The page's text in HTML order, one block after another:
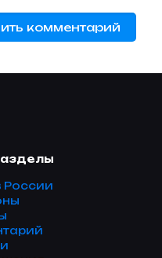
России